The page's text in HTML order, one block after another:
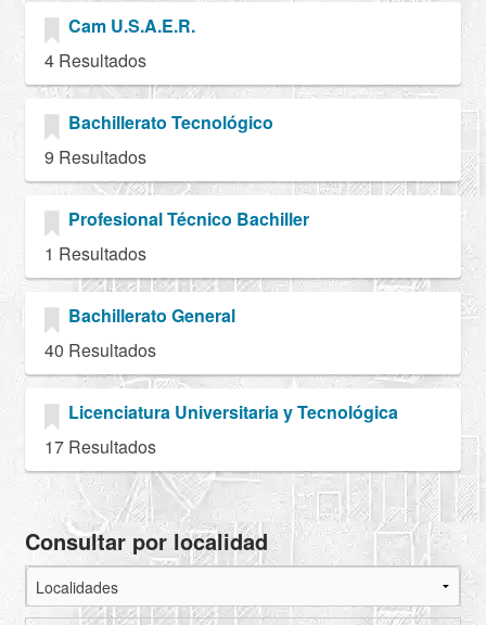
Cam U.S.A.E.R.
4 Resultados
Bachillerato Tecnológico
9 Resultados
Profesional Técnico Bachiller
1 Resultados
Bachillerato General
40 Resultados
Licenciatura Universitaria y Tecnológica
17 Resultados
Consultar por localidad